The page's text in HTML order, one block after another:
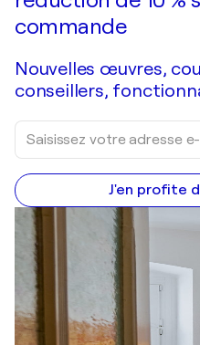
commande
Nouvelles œuvres,
conseillers,
J'en profite